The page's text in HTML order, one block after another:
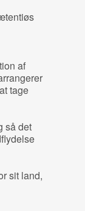
af
tage
så det
sit land,